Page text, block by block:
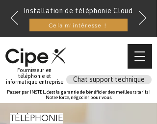
Installation de téléphonie Cloud
Cela m'intéresse !
Fournisseur en
téléphonie et
informatique entreprise
Passer par INSTEL, c'est la garantie de bénéficier des meilleurs tarifs !
Notre force, négocier pour vous.
Chat support technique
TÉLÉPHONIE